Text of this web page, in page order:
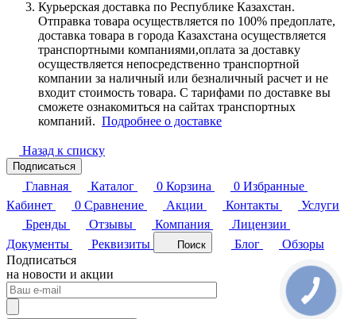
Курьерская доставка по Республике Казахстан.
Отправка товара осуществляется по 100% предоплате,
доставка товара в города Казахстана осуществляется
транспортными компаниями,оплата за доставку
осуществляется непосредственно транспортной
компании за наличный или безналичный расчет и не
входит стоимость товара. С тарифами по доставке вы
сможете ознакомиться на сайтах транспортных
компаний. Подробнее о доставке
Назад к списку
Подписаться
Главная Каталог 0 Корзина 0 Избранные
Кабинет
0 Сравнение Акции Контакты
Услуги
Бренды
Отзывы Компания
Лицензии
Документы
Реквизиты Поиск Блог
Обзоры
Подписаться
на новости и акции